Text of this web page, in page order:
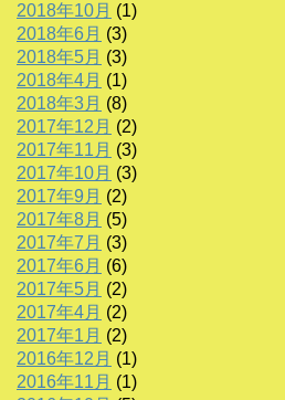
2018年10月 (1)
2018年6月 (3)
2018年5月 (3)
2018年4月 (1)
2018年3月 (8)
2017年12月 (2)
2017年11月 (3)
2017年10月 (3)
2017年9月 (2)
2017年8月 (5)
2017年7月 (3)
2017年6月 (6)
2017年5月 (2)
2017年4月 (2)
2017年1月 (2)
2016年12月 (1)
2016年11月 (1)